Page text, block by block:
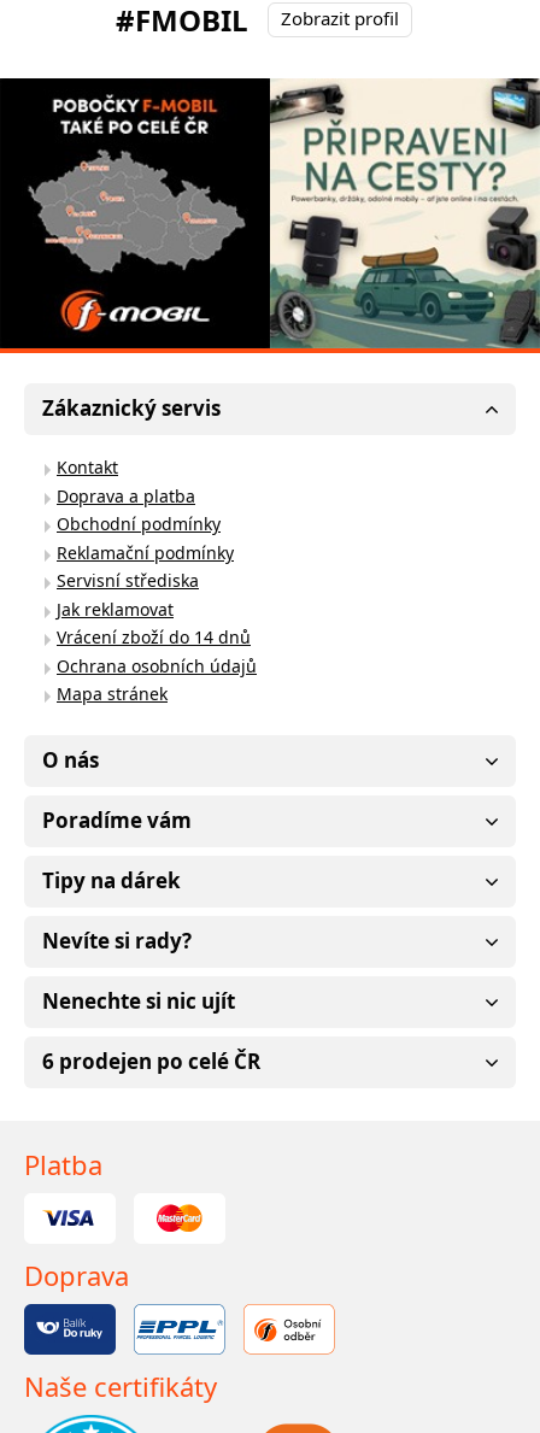
#FMOBIL
Zobrazit profil
Zákaznický servis
Kontakt
Doprava a platba
Obchodní podmínky
Reklamační podmínky
Servisní střediska
Jak reklamovat
Vrácení zboží do 14 dnů
Ochrana osobních údajů
Mapa stránek
O nás
Poradíme vám
Tipy na dárek
Nevíte si rady?
Nenechte si nic ujít
6 prodejen po celé ČR
Platba
Doprava
Naše certifikáty